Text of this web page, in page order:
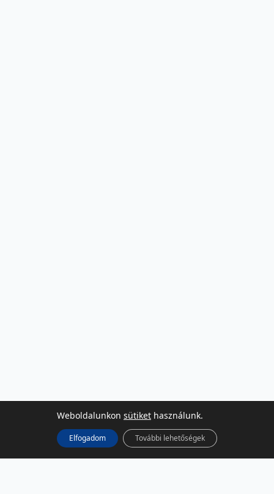
Weboldalunkon sütiket használunk.
Elfogadom További lehetőségek